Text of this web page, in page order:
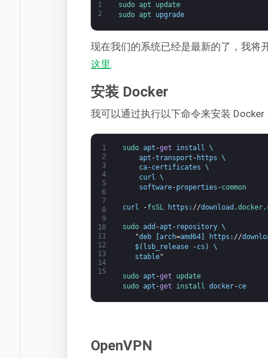
1
2
sudo apt update
sudo apt upgrade
现在我们的系统已经是最新的了，我将
这里.
安装 Docker
我可以通过执行以下命令来安装 Docker
1
2
3
4
5
6
7
8
9
10
11
12
13
14
15
sudo apt -get install \
apt -transport - https \
ca-certificates \
curl \
software-properties -common
curl -fsSL https : //download .docker
sudo add -apt - repository \
"deb arch=amd64] https : //
$( lsb_release -cs )
\
stable"
sudo apt -get
update
sudo apt -get install docker-ce
OpenVPN